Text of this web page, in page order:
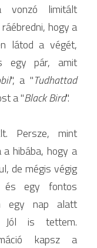
vonzó limitált
hogy a
látod a végét,
egy pár, amit
", a "Tudhattad
a "Black Bird".
Persze, mint
hibába, hogy a
de mégis végig
és egy fontos
egy nap alatt
Jól is tettem.
kapsz a